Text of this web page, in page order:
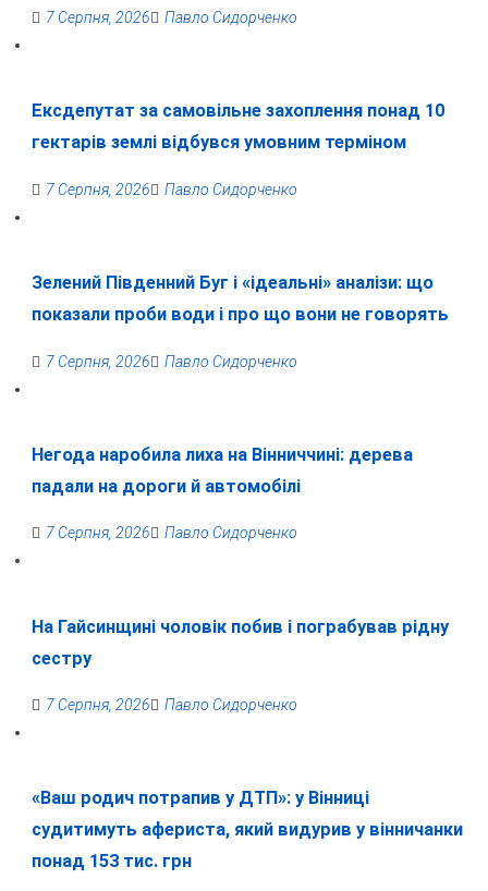
7 Серпня, 2026 Павло Сидорченко
Ексдепутат за самовільне захоплення понад 10
гектарів землі відбувся умовним терміном
7 Серпня, 2026 Павло Сидорченко
Зелений Південний Буг і «ідеальні» аналізи: що
показали проби води і про що вони не говорять
7 Серпня, 2026 Павло Сидорченко
Негода наробила лиха на Вінниччині: дерева
падали на дороги й автомобілі
7 Серпня, 2026 Павло Сидорченко
На Гайсинщині чоловік побив і пограбував рідну
сестру
7 Серпня, 2026 Павло Сидорченко
«Ваш родич потрапив у ДТП»: у Вінниці
судитимуть афериста, який видурив у вінничанки
понад 153 тис. грн